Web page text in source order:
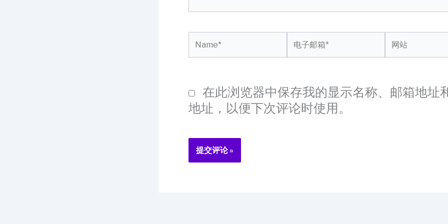
Name*
电
子
箱
*
网
站
在此浏览器中保存我的显示名称、邮箱地址
地址，以便下次评论时使用。